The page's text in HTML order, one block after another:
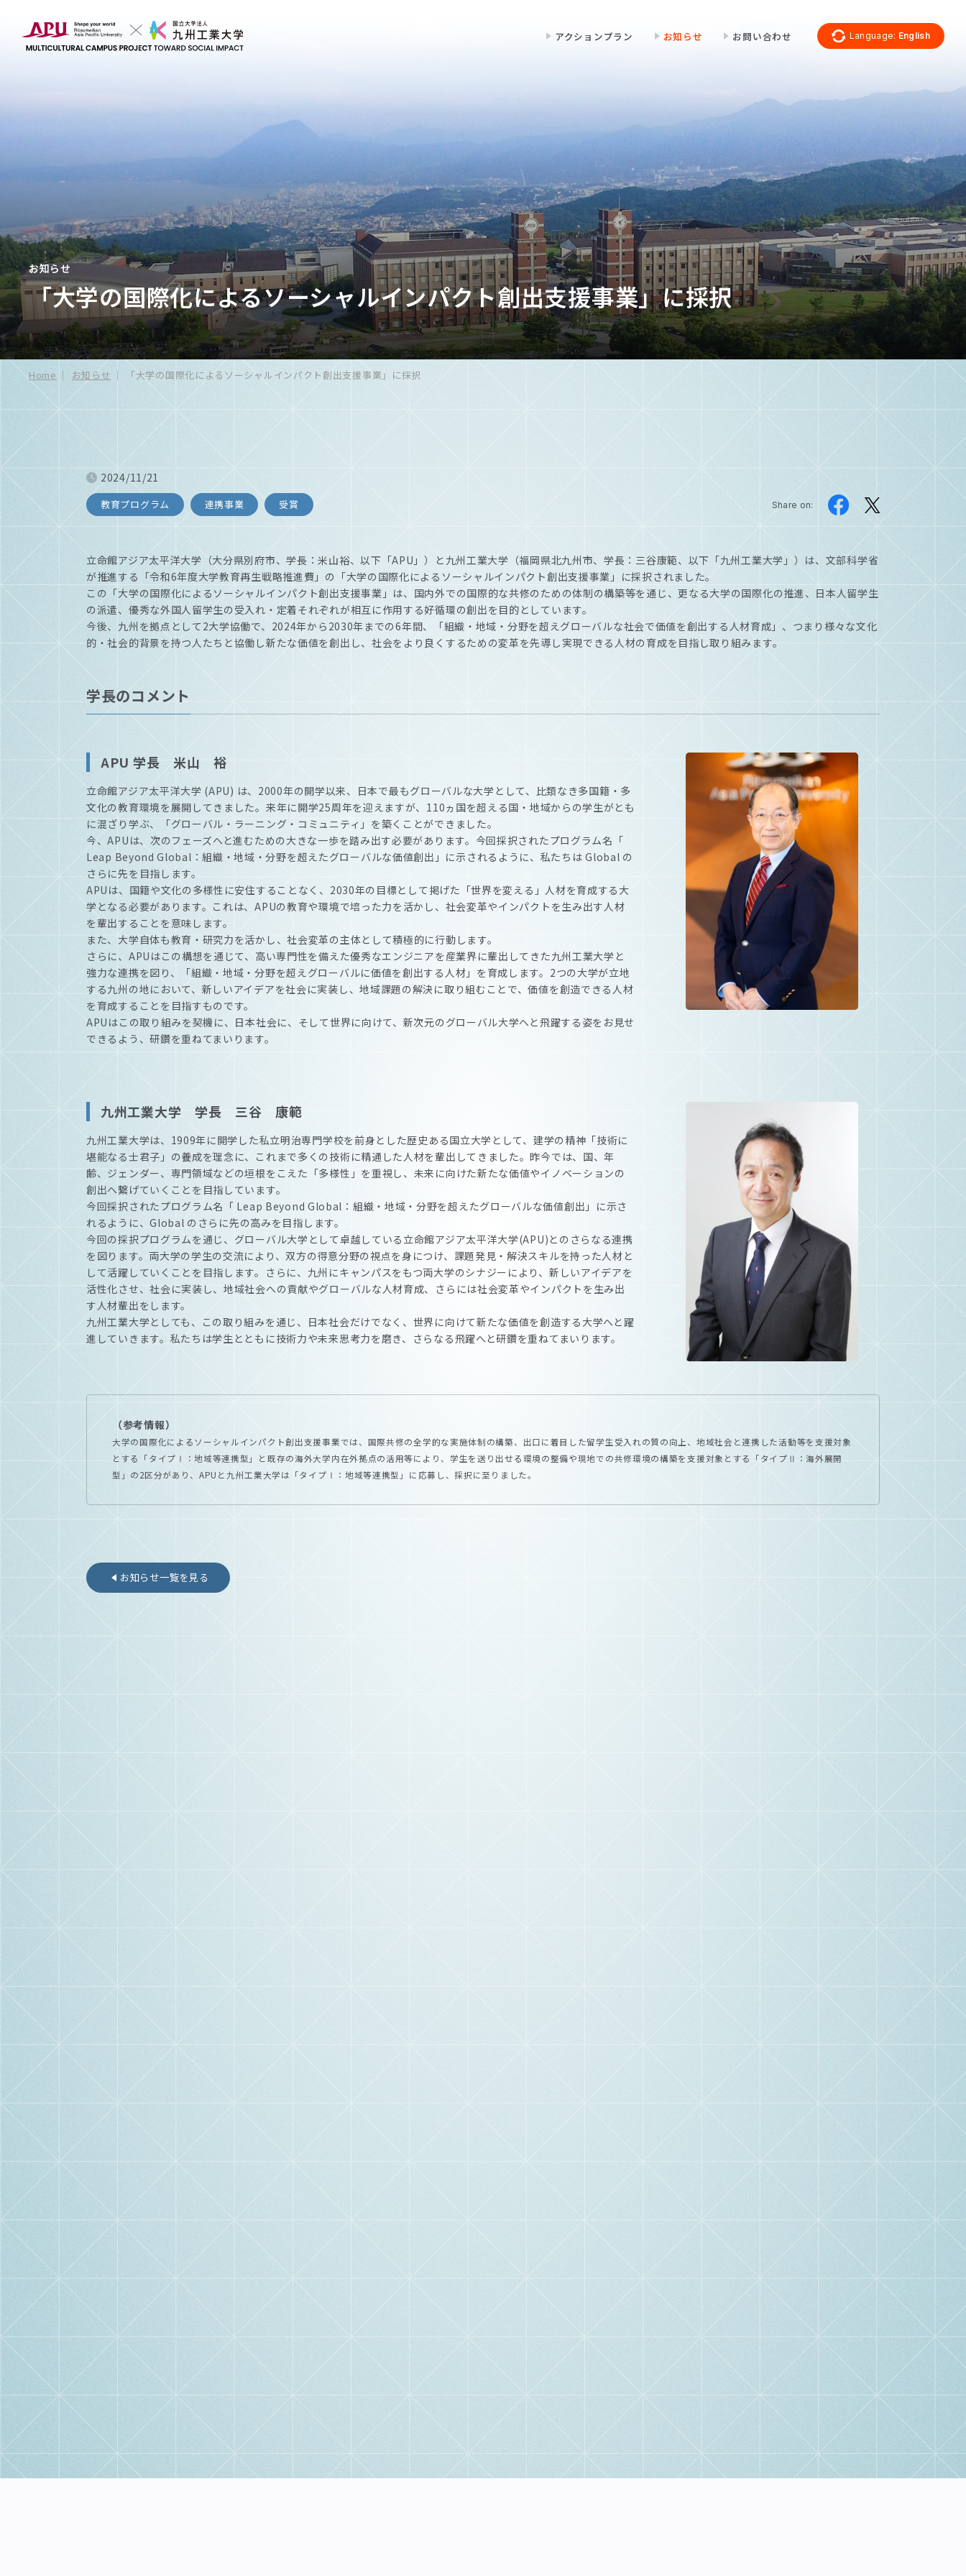
アクションプラン お知らせ お問い合わせ Language: English
お知らせ
「大学の国際化によるソーシャルインパクト創出支援事業」に採択
Home お知らせ 「大学の国際化によるソーシャルインパクト創出支援事業」に採択
2024/11/21
教育プログラム 連携事業 受賞 Share on:
立命館アジア太平洋大学（大分県別府市、学長：米山裕、以下「APU」）と九州工業大学（福岡県北九州市、学長：三谷康範、以下「九州工業大学」）は、文部科学省
が推進する「令和6年度大学教育再生戦略推進費」の「大学の国際化によるソーシャルインパクト創出支援事業」に採択されました。
この「大学の国際化によるソーシャルインパクト創出支援事業」は、国内外での国際的な共修のための体制の構築等を通じ、更なる大学の国際化の推進、日本人留学生
の派遣、優秀な外国人留学生の受入れ・定着それぞれが相互に作用する好循環の創出を目的としています。
今後、九州を拠点として2大学協働で、2024年から2030年までの6年間、「組織・地域・分野を超えグローバルな社会で価値を創出する人材育成」、つまり様々な文化
的・社会的背景を持つ人たちと協働し新たな価値を創出し、社会をより良くするための変革を先導し実現できる人材の育成を目指し取り組みます。
学長のコメント
APU 学長 米山 裕
立命館アジア太平洋大学 (APU) は、2000年の開学以来、日本で最もグローバルな大学として、比類なき多国籍・多
文化の教育環境を展開してきました。来年に開学25周年を迎えますが、110ヵ国を超える国・地域からの学生がとも
に混ざり学ぶ、「グローバル・ラーニング・コミュニティ」を築くことができました。
今、APUは、次のフェーズへと進むための大きな一歩を踏み出す必要があります。今回採択されたプログラム名「
Leap Beyond Global：組織・地域・分野を超えたグローバルな価値創出」に示されるように、私たちは Global の
さらに先を目指します。
APUは、国籍や文化の多様性に安住することなく、2030年の目標として掲げた「世界を変える」人材を育成する大
学となる必要があります。これは、APUの教育や環境で培った力を活かし、社会変革やインパクトを生み出す人材
を輩出することを意味します。
また、大学自体も教育・研究力を活かし、社会変革の主体として積極的に行動します。
さらに、APUはこの構想を通じて、高い専門性を備えた優秀なエンジニアを産業界に輩出してきた九州工業大学と
強力な連携を図り、「組織・地域・分野を超えグローバルに価値を創出する人材」を育成します。2つの大学が立地
する九州の地において、新しいアイデアを社会に実装し、地域課題の解決に取り組むことで、価値を創造できる人材
を育成することを目指すものです。
APUはこの取り組みを契機に、日本社会に、そして世界に向けて、新次元のグローバル大学へと飛躍する姿をお見せ
できるよう、研鑽を重ねてまいります。
九州工業大学 学長 三谷 康範
九州工業大学は、1909年に開学した私立明治専門学校を前身とした歴史ある国立大学として、建学の精神「技術に
堪能なる士君子」の養成を理念に、これまで多くの技術に精通した人材を輩出してきました。昨今では、国、年
齢、ジェンダー、専門領域などの垣根をこえた「多様性」を重視し、未来に向けた新たな価値やイノベーションの
創出へ繋げていくことを目指しています。
今回採択されたプログラム名「 Leap Beyond Global：組織・地域・分野を超えたグローバルな価値創出」に示さ
れるように、Global のさらに先の高みを目指します。
今回の採択プログラムを通じ、グローバル大学として卓越している立命館アジア太平洋大学(APU)とのさらなる連携
を図ります。両大学の学生の交流により、双方の得意分野の視点を身につけ、課題発見・解決スキルを持った人材と
して活躍していくことを目指します。さらに、九州にキャンパスをもつ両大学のシナジーにより、新しいアイデアを
活性化させ、社会に実装し、地域社会への貢献やグローバルな人材育成、さらには社会変革やインパクトを生み出
す人材輩出をします。
九州工業大学としても、この取り組みを通じ、日本社会だけでなく、世界に向けて新たな価値を創造する大学へと躍
進していきます。私たちは学生とともに技術力や未来思考力を磨き、さらなる飛躍へと研鑽を重ねてまいります。
（参考情報）
大学の国際化によるソーシャルインパクト創出支援事業では、国際共修の全学的な実施体制の構築、出口に着目した留学生受入れの質の向上、地域社会と連携した活動等を支援対象
とする「タイプⅠ：地域等連携型」と既存の海外大学内在外拠点の活用等により、学生を送り出せる環境の整備や現地での共修環境の構築を支援対象とする「タイプⅡ：海外展開
型」の2区分があり、APUと九州工業大学は「タイプⅠ：地域等連携型」に応募し、採択に至りました。
お知らせ一覧を見る